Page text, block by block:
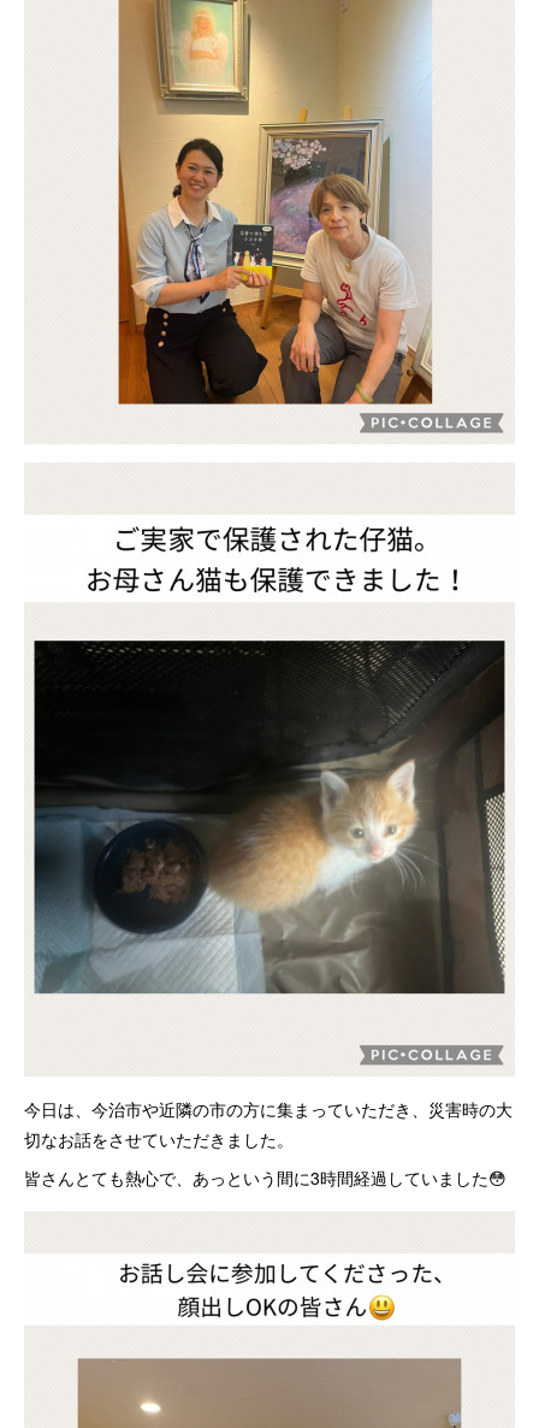
今日は、今治市や近隣の市の方に集まっていただき、災害時の大
切なお話をさせていただきました。
皆さんとても熱心で、あっという間に3時間経過していました😳